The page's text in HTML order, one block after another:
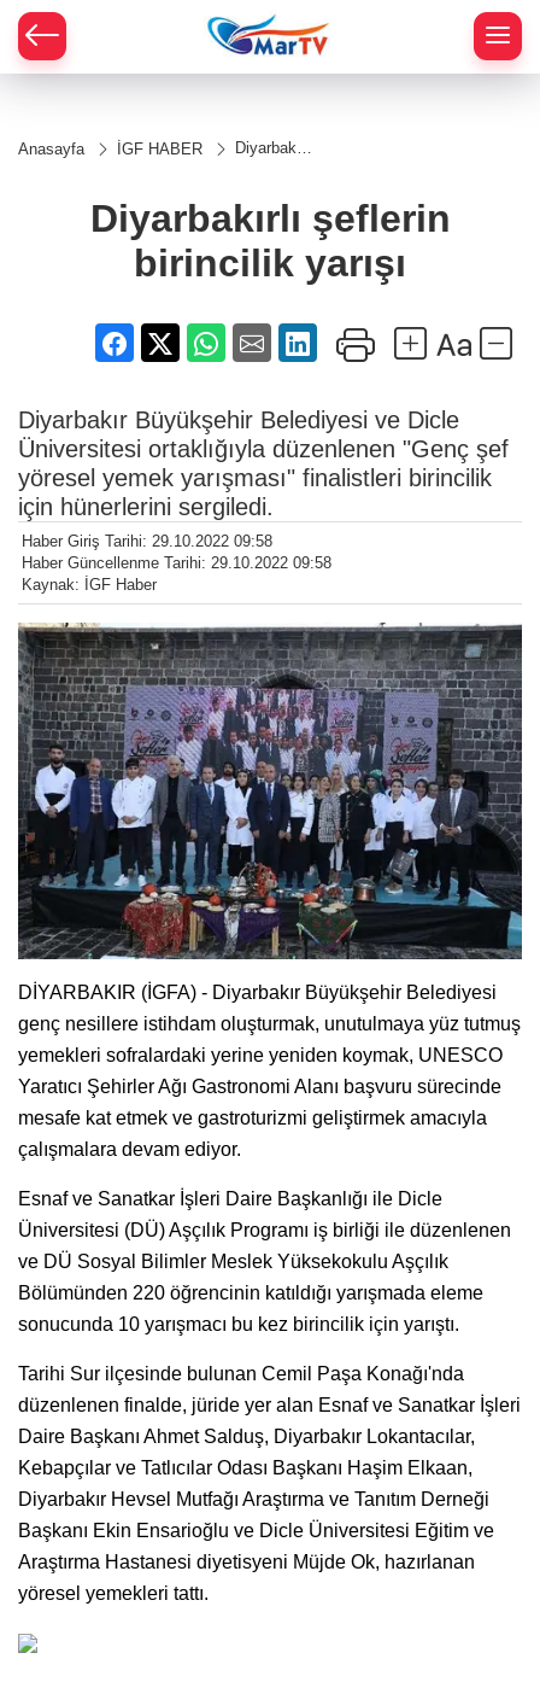
Anasayfa İGF HABER
Diyarbakırlı
yarışı
Diyarbakırlı şeflerin
birincilik yarışı
Diyarbakır Büyükşehir Belediyesi ve Dicle
Üniversitesi ortaklığıyla düzenlenen "Genç şef
yöresel yemek yarışması" finalistleri birincilik
için hünerlerini sergiledi.
Haber Giriş Tarihi: 29.10.2022 09:58
Haber Güncellenme Tarihi: 29.10.2022 09:58
Kaynak: İGF Haber
DİYARBAKIR (İGFA) - Diyarbakır Büyükşehir Belediyesi
genç nesillere istihdam oluşturmak, unutulmaya yüz tutmuş
yemekleri sofralardaki yerine yeniden koymak, UNESCO
Yaratıcı Şehirler Ağı Gastronomi Alanı başvuru sürecinde
mesafe kat etmek ve gastroturizmi geliştirmek amacıyla
çalışmalara devam ediyor.
Esnaf ve Sanatkar İşleri Daire Başkanlığı ile Dicle
Üniversitesi (DÜ) Aşçılık Programı iş birliği ile düzenlenen
ve DÜ Sosyal Bilimler Meslek Yüksekokulu Aşçılık
Bölümünden 220 öğrencinin katıldığı yarışmada eleme
sonucunda 10 yarışmacı bu kez birincilik için yarıştı.
Tarihi Sur ilçesinde bulunan Cemil Paşa Konağı'nda
düzenlenen finalde, jüride yer alan Esnaf ve Sanatkar İşleri
Daire Başkanı Ahmet Salduş, Diyarbakır Lokantacılar,
Kebapçılar ve Tatlıcılar Odası Başkanı Haşim Elkaan,
Diyarbakır Hevsel Mutfağı Araştırma ve Tanıtım Derneği
Başkanı Ekin Ensarioğlu ve Dicle Üniversitesi Eğitim ve
Araştırma Hastanesi diyetisyeni Müjde Ok, hazırlanan
yöresel yemekleri tattı.